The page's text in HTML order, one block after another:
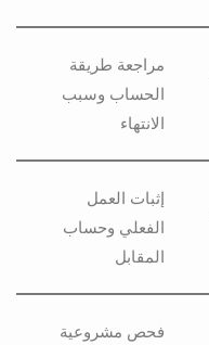
مراجعة طريقة
الحساب وسبب
الانتهاء
إثبات العمل
الفعلي وحساب
المقابل
فحص مشروعية